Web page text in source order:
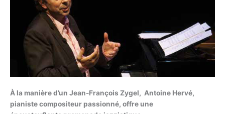
À la manière d’un Jean-François Zygel, Antoine Hervé,
pianiste compositeur passionné, offre une